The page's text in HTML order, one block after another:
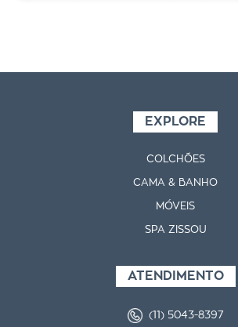
EXPLORE
COLCHÕES
CAMA & BANHO
MÓVEIS
SPA ZISSOU
ATENDIMENTO
(11) 5043-8397